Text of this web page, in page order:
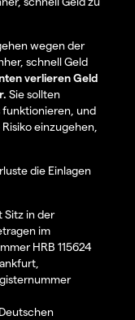
wegen der
schnell Geld
verlieren Geld
Sie sollten
funktionieren, und
einzugehen,
die Einlagen
Sitz in der
im
HRB 115624